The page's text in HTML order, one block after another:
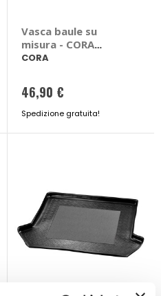
Vasca baule su
misura - CORA
Mazda 6
CORA
46,90 €
Spedizione gratuita!